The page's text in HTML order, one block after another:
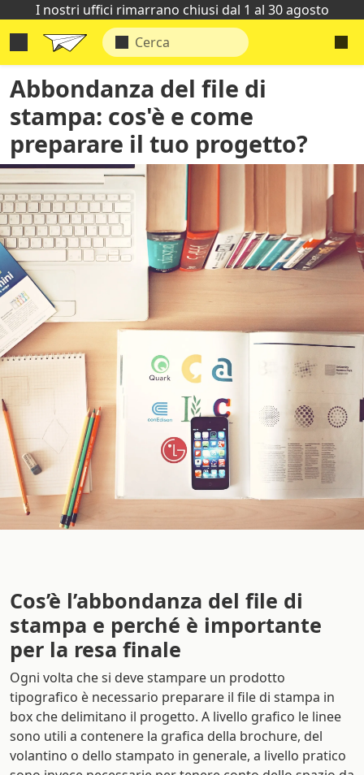
I nostri uffici rimarrano chiusi dal 1 al 30 agosto
Abbondanza del file di
stampa: cos'è e come
preparare il tuo progetto?
Cos’è l’abbondanza del file di
stampa e perché è importante
per la resa finale
Ogni volta che si deve stampare un prodotto
tipografico è necessario preparare il file di stampa in
box che delimitano il progetto. A livello grafico le linee
sono utili a contenere la grafica della brochure, del
volantino o dello stampato in generale, a livello pratico